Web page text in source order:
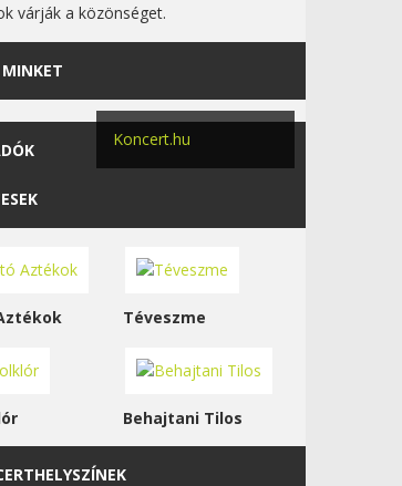
várják a közönséget.
MINKET
Koncert.hu
Téveszme
Behajtani Tilos